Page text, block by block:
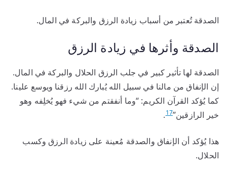
الصدقة تُعتبر من أسباب زيادة الرزق والبركة في المال.
الصدقة وأثرها في زيادة الرزق
الصدقة لها تأثير كبير في جلب الرزق الحلال والبركة في المال.
إن الإنفاق من مالنا في سبيل الله يُبارك الله رزقنا ويوسع علينا.
كما يُؤكد القرآن الكريم: “وما أنفقتم من شيء فهو يُخلِفه وهو
خير الرازقين”17
.
هذا يُؤكد أن الإنفاق والصدقة مُعينة على زيادة الرزق وكسب
الحلال.